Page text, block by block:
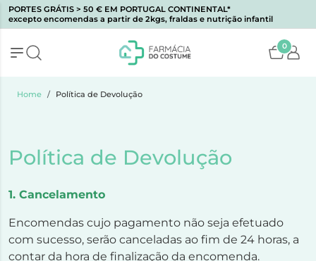
PORTES GRÁTIS > 50 € EM PORTUGAL CONTINENTAL*
excepto encomendas a partir de 2kgs, fraldas e nutrição infantil
0
Home Política de Devolução
Política de Devolução
1. Cancelamento
Encomendas cujo pagamento não seja efetuado
com sucesso, serão canceladas ao fim de 24 horas, a
contar da hora de finalização da encomenda.